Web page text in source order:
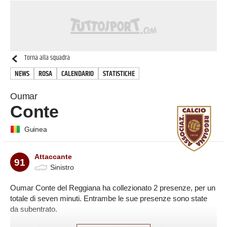
Torna alla squadra
NEWS ROSA CALENDARIO STATISTICHE
Oumar
Conte
Guinea
91
Attaccante
Sinistro
Oumar Conte del Reggiana ha collezionato 2 presenze, per un
totale di seven minuti. Entrambe le sue presenze sono state
da subentrato.